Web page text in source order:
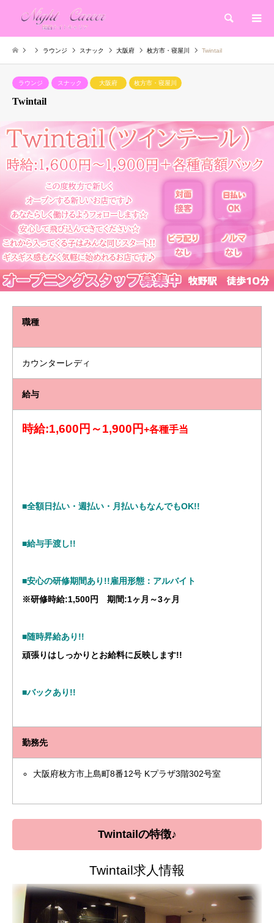
検索
ラウンジ スナック 大阪府 枚方市・寝屋川 Twintail
ラウンジ スナック 大阪府 枚方市・寝屋川
Twintail
職種
カウンターレディ
給与
時給:1,600円～1,900円+各種手当
■全額日払い・週払い・月払いもなんでもOK!!
■給与手渡し!!
■安心の研修期間あり!!雇用形態：アルバイト
※研修時給:1,500円 期間:1ヶ月～3ヶ月
■随時昇給あり!!
頑張りはしっかりとお給料に反映します!!
■バックあり!!
勤務先
大阪府枚方市上島町8番12号 Kプラザ3階302号室
Twintailの特徴♪
Twintail求人情報